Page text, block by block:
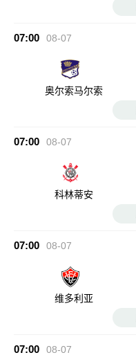
07:00 08-07
奥尔索马尔索
07:00 08-07
科林蒂安
07:00 08-07
维多利亚
07:00 08-07